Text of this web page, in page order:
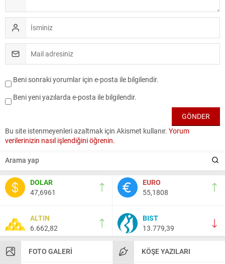
DOLAR
47,6961
EURO
55,1808
ALTIN
6.662,82
BIST
13.779,39
FOTO GALERI KÖŞE YAZILARI
Beni sonraki yorumlar için e-posta ile bilgilendir.
Beni yeni yazılarda e-posta ile bilgilendir.
Bu site istenmeyenleri azaltmak için Akismet kullanır. Yorum
verilerinizin nasıl işlendiğini öğrenin.